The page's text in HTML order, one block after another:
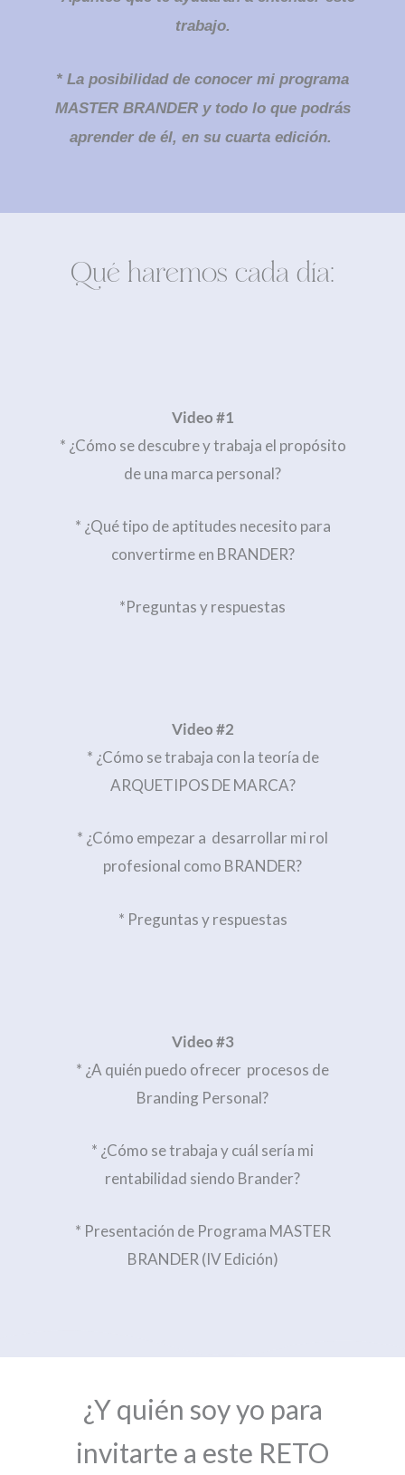
trabajo.
* La posibilidad de conocer mi programa
MASTER BRANDER y todo lo que podrás
aprender de él, en su cuarta edición.
Qué haremos cada día:
Video #1
* ¿Cómo se descubre y trabaja el propósito
de una marca personal?
* ¿Qué tipo de aptitudes necesito para
convertirme en BRANDER?
*Preguntas y respuestas
Video #2
* ¿Cómo se trabaja con la teoría de
ARQUETIPOS DE MARCA?
* ¿Cómo empezar a desarrollar mi rol
profesional como BRANDER?
* Preguntas y respuestas
Video #3
* ¿A quién puedo ofrecer procesos de
Branding Personal?
* ¿Cómo se trabaja y cuál sería mi
rentabilidad siendo Brander?
* Presentación de Programa MASTER
BRANDER (IV Edición)
¿Y quién soy yo para
invitarte a este RETO